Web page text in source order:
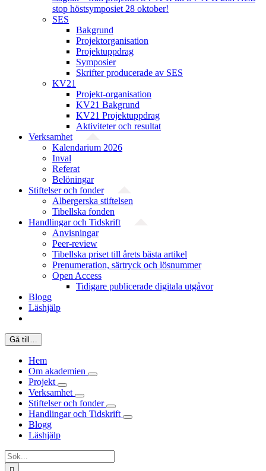
stop höstsymposiet 28 oktober!
SES
Bakgrund
Projekt­organisation
Projektuppdrag
Symposier
Skrifter producerade av SES
KV21
Projekt-organisation
KV21 Bakgrund
KV21 Projektuppdrag
Aktiviteter och resultat
Verksamhet
Kalendarium 2026
Inval
Referat
Belöningar
Stiftelser och fonder
Albergerska stiftelsen
Tibellska fonden
Handlingar och Tidskrift
Anvisningar
Peer-review
Tibellska priset till årets bästa artikel
Prenumeration, särtryck och lösnummer
Open Access
Tidigare publicerade digitala utgåvor
Blogg
Läshjälp
Gå till…
Hem
Om akademien
Projekt
Verksamhet
Stiftelser och fonder
Handlingar och Tidskrift
Blogg
Läshjälp
Sök
efter: